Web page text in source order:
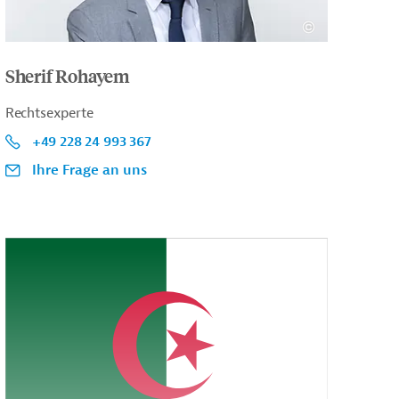
Sherif Rohayem
Rechtsexperte
+49 228 24 993 367
Ihre Frage an uns